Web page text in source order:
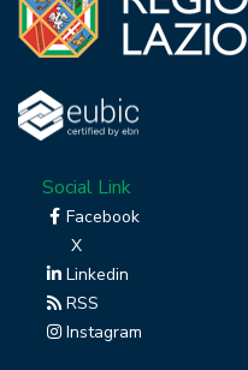
Social Link
Facebook
X
Linkedin
RSS
Instagram